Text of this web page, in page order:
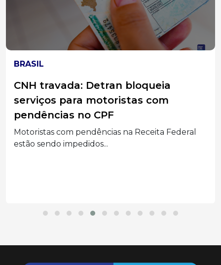
BRASIL
CNH travada: Detran bloqueia
serviços para motoristas com
pendências no CPF
Motoristas com pendências na Receita Federal
estão sendo impedidos...